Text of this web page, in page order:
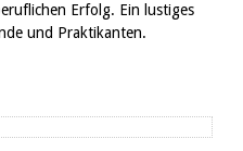
Erfolg. Ein lustiges
und Praktikanten.